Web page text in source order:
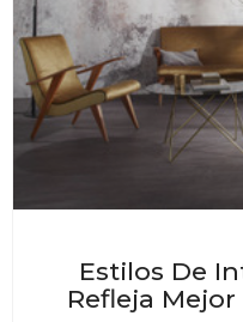
Estilos De
Refleja